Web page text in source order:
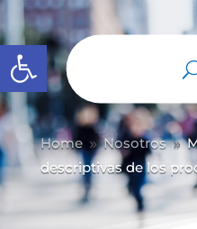
Abrir barra de
Home 9 Nosotros 9
descriptivas de los